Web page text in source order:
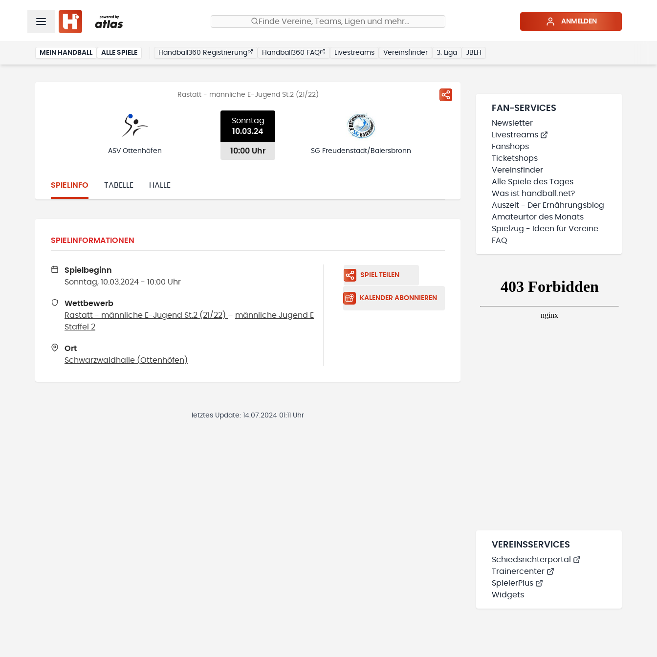
Finde Vereine, Teams, Ligen und mehr… ANMELDEN
MEIN HANDBALL ALLE SPIELE Handball360 Registrierung Handball360 FAQ Livestreams Vereinsfinder 3. Liga JBLH
Rastatt - männliche E-Jugend St.2 (21/22)
ASV Ottenhöfen
Sonntag
10.03.24
10:00 Uhr SG Freudenstadt/Baiersbronn
SPIELINFO TABELLE HALLE
SPIELINFORMATIONEN
Spielbeginn
Sonntag, 10.03.2024 - 10:00 Uhr
Wettbewerb
Rastatt - männliche E-Jugend St.2 (21/22) – männliche Jugend E
Staffel 2
Ort
Schwarzwaldhalle (Ottenhöfen )
SPIEL TEILEN
KALENDER ABONNIEREN
letztes Update: 14.07.2024 01:11 Uhr
FAN-SERVICES
Newsletter
Livestreams
Fanshops
Ticketshops
Vereinsfinder
Alle Spiele des Tages
Was ist handball.net?
Auszeit - Der Ernährungsblog
Amateurtor des Monats
Spielzug - Ideen für Vereine
FAQ
VEREINSSERVICES
Schiedsrichterportal
Trainercenter
SpielerPlus
Widgets